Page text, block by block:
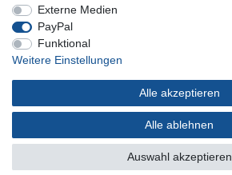
Ideal für Selbermacher (DIY)
Widerrufs­recht
AGB Kontakt
Externe Medien
PayPal
Funktional
Weitere Einstellungen
Alle akzeptieren
Alle ablehnen
Auswahl akzeptieren